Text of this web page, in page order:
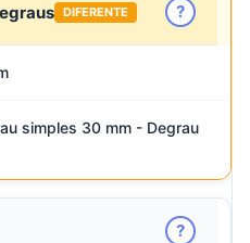
DIFERENTE ?
simples 30 mm - Degrau
?